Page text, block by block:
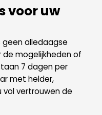
voor uw
geen alledaagse
de mogelijkheden of
7 dagen per
met helder,
vol vertrouwen de